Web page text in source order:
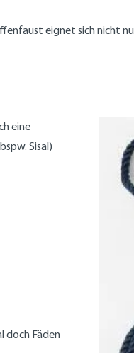
eignet sich nicht
eine
Sisal)
doch Fäden